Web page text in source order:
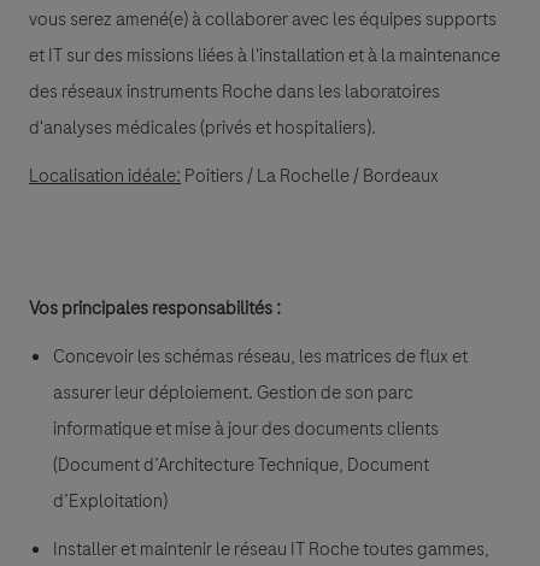
vous serez amené(e) à collaborer avec les équipes supports
et IT sur des missions liées à l'installation et à la maintenance
des réseaux instruments Roche dans les laboratoires
d'analyses médicales (privés et hospitaliers).
Localisation idéale: Poitiers / La Rochelle / Bordeaux
Vos principales responsabilités :
Concevoir les schémas réseau, les matrices de flux et
assurer leur déploiement. Gestion de son parc
informatique et mise à jour des documents clients
(Document d’Architecture Technique, Document
d’Exploitation)
Installer et maintenir le réseau IT Roche toutes gammes,